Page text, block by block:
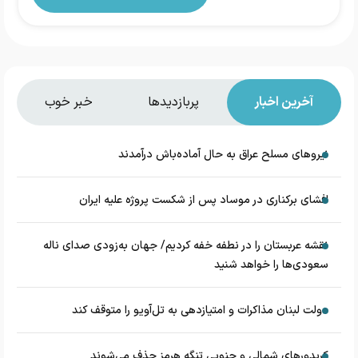
آخرین اخبار پربازدیدها خبر خوب
نیروهای مسلح عراق به حال آماده‌باش درآمدند
افشای برکناری در موساد پس از شکست پروژه علیه ایران
نقشه عربستان را در نطفه خفه کردیم/ جهان به‌زودی صدای ناله
سعودی‌ها را خواهد شنید
دولت لبنان مذاکرات و امتیازدهی به تل‌آویو را متوقف کند